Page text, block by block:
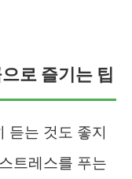
로 즐기는 팁
듣는 것도 좋지
트레스를 푸는